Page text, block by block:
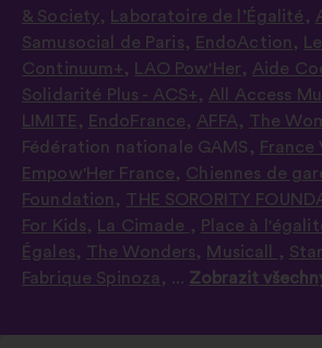
& Society, Laboratoire de l’Égalité ,
Samusocial de Paris, EndoAction ,
Continuum+, LAO Pow'Her, Aide
Solidarité Plus - ACS+, All Access
LIMITE, EndoFrance, AFFA, The
Fédération nationale GAMS , France
Empow'Her France, Chiennes de
Foundation , THE SORORITY
For Kids, La Cimade , Place à
Égales, The Wonders, Musicall ,
Fabrique Spinoza , ... Zobrazit
Otevřít